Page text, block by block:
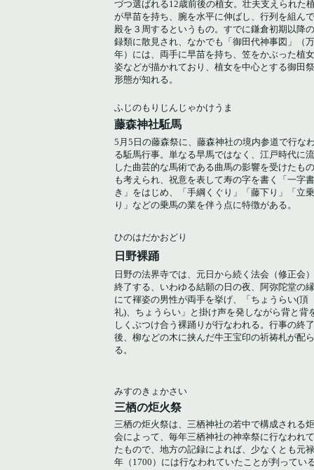
づつ選ばれる12歳前後の植女。壮夫支えられた
が早苗を持ち、腕を水平に伸ばし、行列を組ん
殿を３周するというもの。すでに鎌倉初期以降
録類に散見され、なかでも「御田代神事図」（
年）には、両手に早苗を持ち、笠をかぶった植
姿などが描かれており、植女を中心とする御田
形態が知れる。
ふじのもりじんじゃかけうま
藤森神社駈馬
5月5日の藤森祭に、藤森神社の境内参道で行な
る駈馬行事。単なる早馬ではなく、江戸時代に
した曲芸的な馬術である曲馬の影響を受けたも
も考えられ、祝意を表して寿の字を書く「一字書
き」をはじめ、「手綱くぐり」「藤下り」「立乗
り」などの乗馬の業を伴う点に特徴がある。
ひのはだかおどり
日野裸踊
日野の法界寺では、元日から続く法会（修正会
終了する、いわゆる結願の日の夜、阿弥陀堂の
にて褌姿の男性が両手を挙げ、「ちょうらい(頂
礼)、ちょうらい」と掛け声を発しながら背と背
しくぶつけ合う裸踊りが行なわれる。行事の終了
後、柳などの木に挟んだ牛王宝印の祈祷札が配
る。
みすのきょかさい
三栖の炬火祭
三栖の炬火祭は、三栖神社の若中で構成される
会によって、毎年三栖神社の神幸祭に行なわれ
たもので、地方の記録によれば、少なくとも元
年（1700）には行なわれていたことが判ってい